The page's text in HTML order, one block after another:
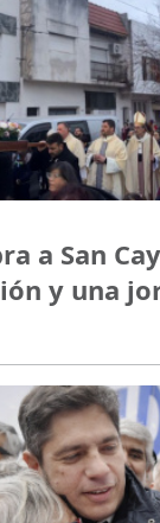
a San
y una